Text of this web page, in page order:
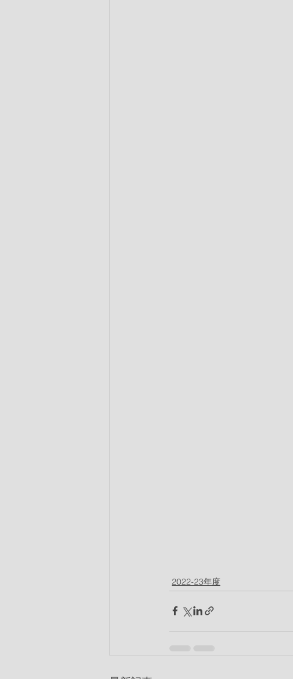
2022-23年度